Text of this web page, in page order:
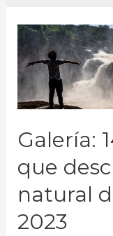
Galería:
que
natural
2023